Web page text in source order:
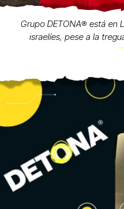
Grupo DETONA®️ está en
israelíes, pese a la